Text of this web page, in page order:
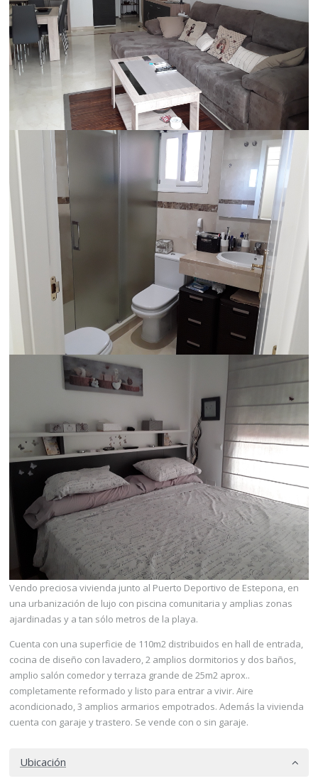
Vendo preciosa vivienda junto al Puerto Deportivo de Estepona, en
una urbanización de lujo con piscina comunitaria y amplias zonas
ajardinadas y a tan sólo metros de la playa.
Cuenta con una superficie de 110m2 distribuidos en hall de entrada,
cocina de diseño con lavadero, 2 amplios dormitorios y dos baños,
amplio salón comedor y terraza grande de 25m2 aprox..
completamente reformado y listo para entrar a vivir. Aire
acondicionado, 3 amplios armarios empotrados. Además la vivienda
cuenta con garaje y trastero. Se vende con o sin garaje.
Ubicación